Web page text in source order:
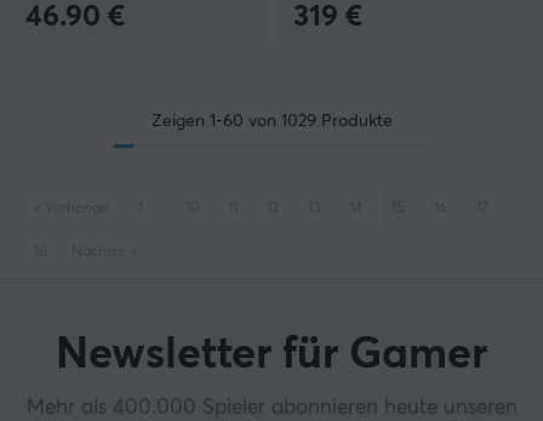
46.90 € 319 €
Zeigen 1-60 von 1029 Produkte
Newsletter für Gamer
Mehr als 400.000 Spieler abonnieren heute unseren